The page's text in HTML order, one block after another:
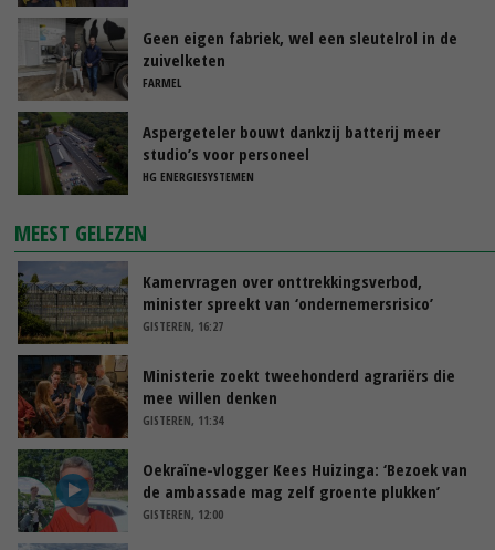
Geen eigen fabriek, wel een sleutelrol in de
zuivelketen
FARMEL
Aspergeteler bouwt dankzij batterij meer
studio’s voor personeel
HG ENERGIESYSTEMEN
MEEST GELEZEN
Kamervragen over onttrekkingsverbod,
minister spreekt van ‘ondernemersrisico’
GISTEREN, 16:27
Ministerie zoekt tweehonderd agrariërs die
mee willen denken
GISTEREN, 11:34
Oekraïne-vlogger Kees Huizinga: ‘Bezoek van
de ambassade mag zelf groente plukken’
GISTEREN, 12:00